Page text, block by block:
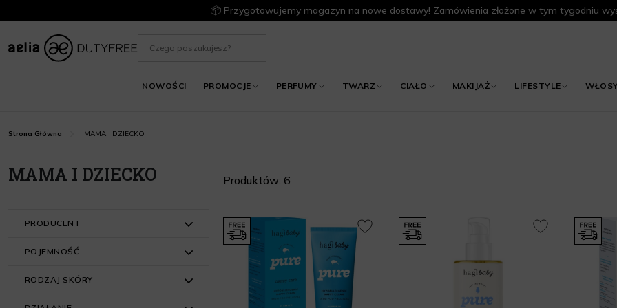
📦 Przygotowujemy magazyn na nowe dostawy! Zamówienia złożone w tym tygodniu
NOWOŚCI PROMOCJE PERFUMY TWARZ CIAŁO MAKIJAŻ LIFESTYLE
Strona Główna MAMA I DZIECKO
MAMA I DZIECKO
PRODUCENT
Hagi (5)
Iossi (1)
POJEMNOŚĆ
51 ml - 100 ml (3)
RODZAJ SKÓRY
Produktów: 6